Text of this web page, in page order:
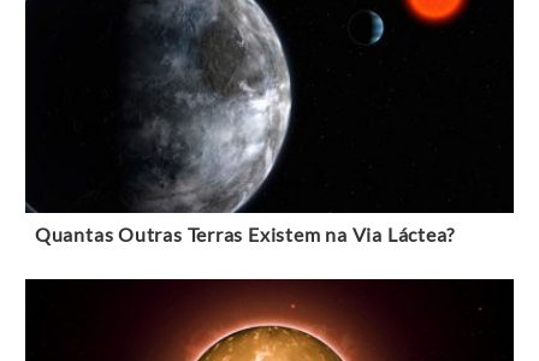
Quantas Outras Terras Existem na Via Láctea?